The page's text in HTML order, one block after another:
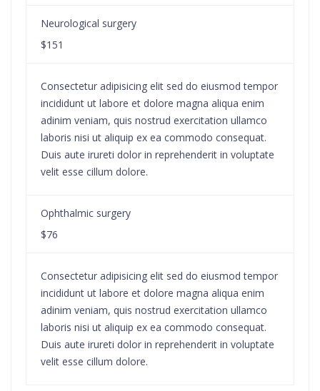
Neurological surgery
$151
Consectetur adipisicing elit sed do eiusmod tempor
incididunt ut labore et dolore magna aliqua enim
adinim veniam, quis nostrud exercitation ullamco
laboris nisi ut aliquip ex ea commodo consequat.
Duis aute irureti dolor in reprehenderit in voluptate
velit esse cillum dolore.
Ophthalmic surgery
$76
Consectetur adipisicing elit sed do eiusmod tempor
incididunt ut labore et dolore magna aliqua enim
adinim veniam, quis nostrud exercitation ullamco
laboris nisi ut aliquip ex ea commodo consequat.
Duis aute irureti dolor in reprehenderit in voluptate
velit esse cillum dolore.